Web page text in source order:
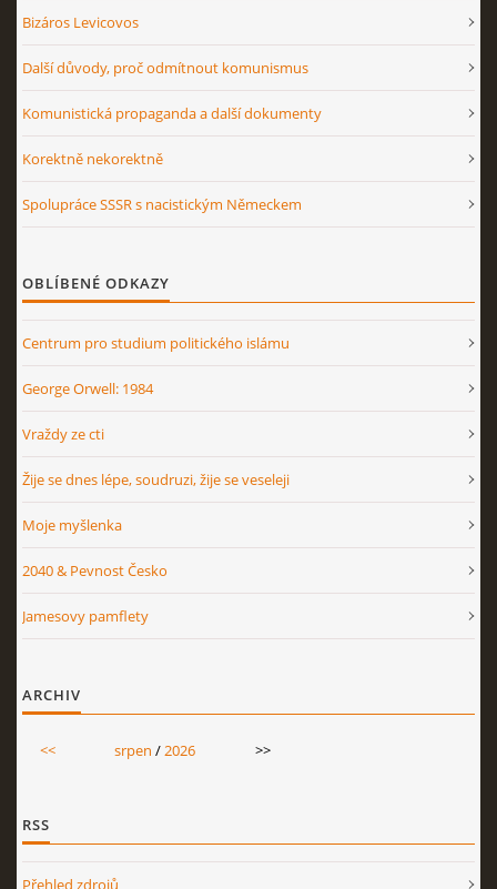
Bizáros Levicovos
Další důvody, proč odmítnout komunismus
Komunistická propaganda a další dokumenty
Korektně nekorektně
Spolupráce SSSR s nacistickým Německem
OBLÍBENÉ ODKAZY
Centrum pro studium politického islámu
George Orwell: 1984
Vraždy ze cti
Žije se dnes lépe, soudruzi, žije se veseleji
Moje myšlenka
2040 & Pevnost Česko
Jamesovy pamflety
ARCHIV
<< srpen /2026 >>
RSS
Přehled zdrojů